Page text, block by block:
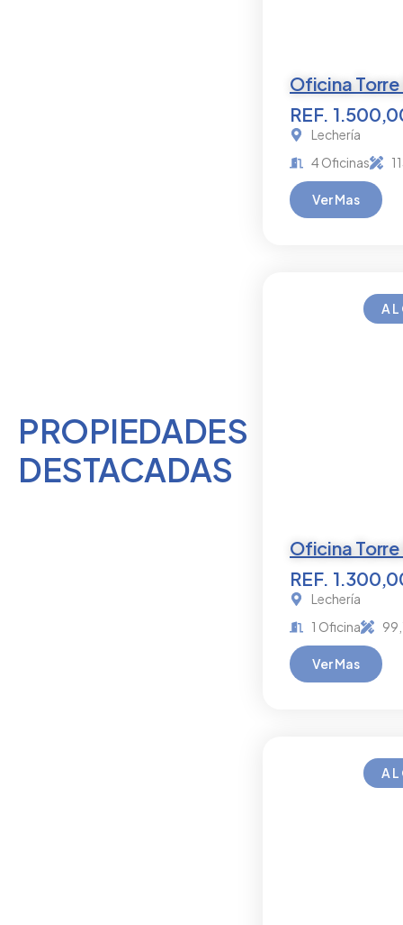
PROPIEDADES
DESTACADAS
Oficina
REF.
Lechería
4 Oficinas
Ver Mas
Oficina
REF.
Lechería
1 Oficina
Ver Mas